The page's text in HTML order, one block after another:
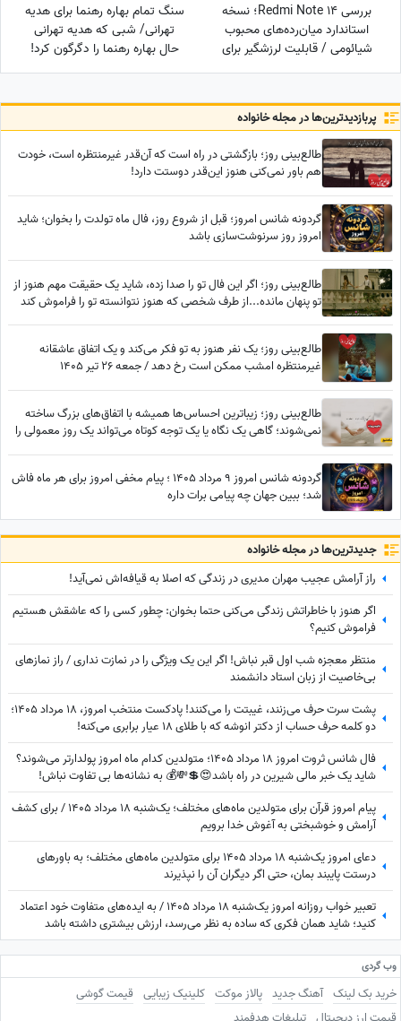
بررسی Redmi Note 14؛ نسخه
استاندارد میان‌رده‌های محبوب
شیائومی / قابلیت لرزشگیر برای
دوربین اصلی شیائومی
سنگ تمام بهاره رهنما برای هدیه
تهرانی/ شبی که هدیه تهرانی
حال بهاره رهنما را دگرگون کرد!
پربازدید‌ترین‌ها در مجله خانواده
طالع‌بینی روز؛ بازگشتی در راه است که آن‌قدر غیرمنتظره است، خودت
هم باور نمی‌کنی هنوز این‌قدر دوستت دارد!
گردونه شانس امروز؛ قبل از شروع روز، فال ماه تولدت را بخوان؛ شاید
امروز روز سرنوشت‌سازی باشد
طالع‌بینی روز؛ اگر این فال تو را صدا زده، شاید یک حقیقت مهم هنوز از
تو پنهان مانده...از طرف شخصی که هنوز نتوانسته تو را فراموش کند
طالع‌بینی روز؛ یک نفر هنوز به تو فکر می‌کند و یک اتفاق عاشقانه
غیرمنتظره امشب ممکن است رخ دهد / جمعه 26 تیر 1405
طالع‌بینی روز؛ زیباترین احساس‌ها همیشه با اتفاق‌های بزرگ ساخته
نمی‌شوند؛ گاهی یک نگاه یا یک توجه کوتاه می‌تواند یک روز معمولی را
گردونه شانس امروز 9 مرداد 1405 ؛ پیام مخفی امروز برای هر ماه فاش
شد؛ ببین جهان چه پیامی برات داره
جدید‌ترین‌ها در مجله خانواده
راز آرامش عجیب مهران مدیری در زندگی که اصلا به قیافه‌اش نمی‌آید!
اگر هنوز با خاطراتش زندگی می‌کنی حتما بخوان: چطور کسی را که عاشقش هستیم
فراموش کنیم؟
منتظر معجزه شب اول قبر نباش! اگر این یک ویژگی را در نمازت نداری / راز نمازهای
بی‌خاصیت از زبان استاد دانشمند
پشت سرت حرف می‌زنند، غیبتت را می‌کنند! پادکست منتخب امروز، 18 مرداد 1405؛
دو کلمه حرف حساب از دکتر انوشه که با طلای 18 عیار برابری می‌کنه!
فال شانس ثروت امروز 18 مرداد 1405؛ متولدین کدام ماه امروز پولدارتر می‌شوند؟
شاید یک خبر مالی شیرین در راه باشد😍💲💸💰 به نشانه‌ها بی تفاوت نباش!
پیام امروز قرآن برای متولدین ماه‌های مختلف؛ یک‌شنبه 18 مرداد 1405 / برای کشف
آرامش و خوشبختی به آغوش خدا برویم
دعای امروز یک‌شنبه 18 مرداد 1405 برای متولدین ماه‌های مختلف؛ به باورهای
درستت پایبند بمان، حتی اگر دیگران آن را نپذیرند
تعبیر خواب روزانه امروز یک‌شنبه 18 مرداد 1405 / به ایده‌های متفاوت خود اعتماد
کنید؛ شاید همان فکری که ساده به نظر می‌رسد، ارزش بیشتری داشته باشد
وب گردی
خرید بک لینک آهنگ جدید پالاز موکت کلینیک زیبایی قیمت گوشی